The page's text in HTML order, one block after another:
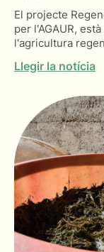
El projecte
per l'AGAUR,
l'agricultura
Llegir la notícia